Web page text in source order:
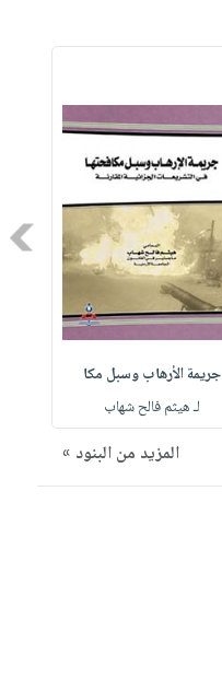
جريمة الأرهاب وسبل مكا
لـ هيثم فالح شهاب
المزيد من البنود »